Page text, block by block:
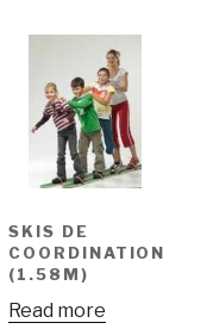
SKIS DE
COORDINATION
(1.58M)
Read more